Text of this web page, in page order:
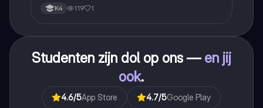
K4 119 1
Studenten zijn dol op ons — en jij
ook.
4.6/5App Store 4.7/5Google Play